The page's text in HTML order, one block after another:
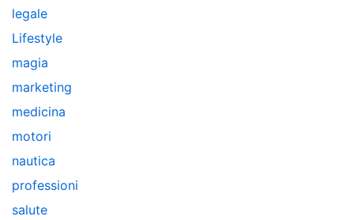
legale
Lifestyle
magia
marketing
medicina
motori
nautica
professioni
salute